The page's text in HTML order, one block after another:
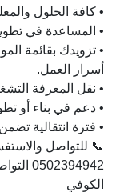
• كافة الحلول
• المساعدة في
• تزويدك بقائمة
أسرار العمل.
• نقل المعرفة
• دعم في بناء أو
• فترة انتقالية
📞 للتواصل
الكوفي